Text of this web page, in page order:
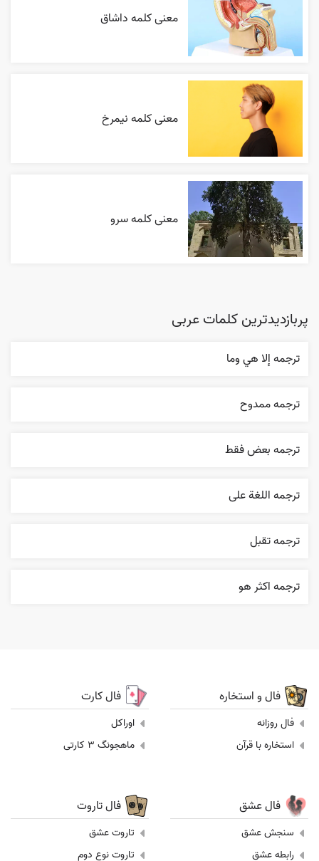
معنی کلمه داشاق
معنی کلمه نیمرخ
معنی کلمه سرو
پربازدیدترین کلمات عربی
ترجمه إلا هي وما
ترجمه ممدوح
ترجمه بعض فقط
ترجمه اللغة علی
ترجمه تقبل
ترجمه اکثر هو
فال و استخاره
فال روزانه
استخاره با قرآن
فال کارت
اوراکل
ماهجونگ 3 کارتی
فال عشق
سنجش عشق
رابطه عشق
فال تاروت
تاروت عشق
تاروت نوع دوم